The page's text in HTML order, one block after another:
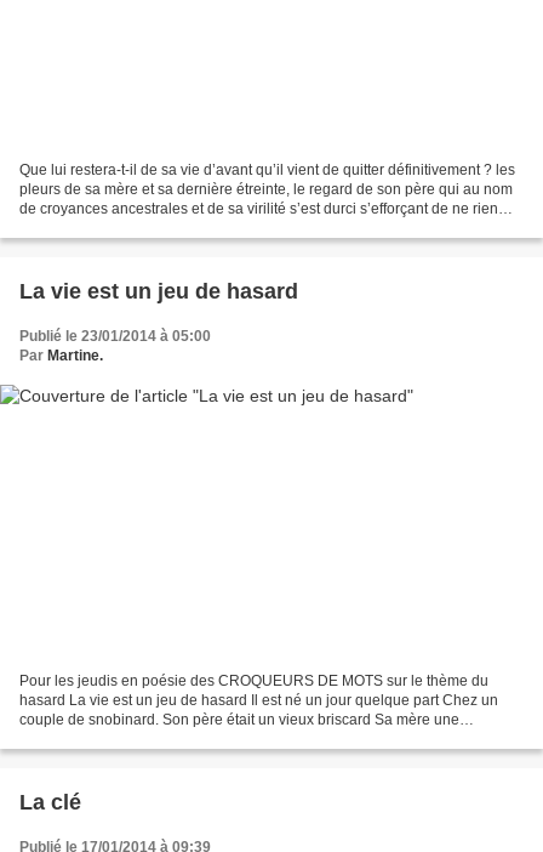
Que lui restera-t-il de sa vie d’avant qu’il vient de quitter définitivement ? les
pleurs de sa mère et sa dernière étreinte, le regard de son père qui au nom
de croyances ancestrales et de sa virilité s’est durci s’efforçant de ne rien
La vie est un jeu de hasard
Publié le 23/01/2014 à 05:00
Par Martine.
Pour les jeudis en poésie des CROQUEURS DE MOTS sur le thème du
hasard La vie est un jeu de hasard Il est né un jour quelque part Chez un
couple de snobinard. Son père était un vieux briscard Sa mère une
La clé
Publié le 17/01/2014 à 09:39